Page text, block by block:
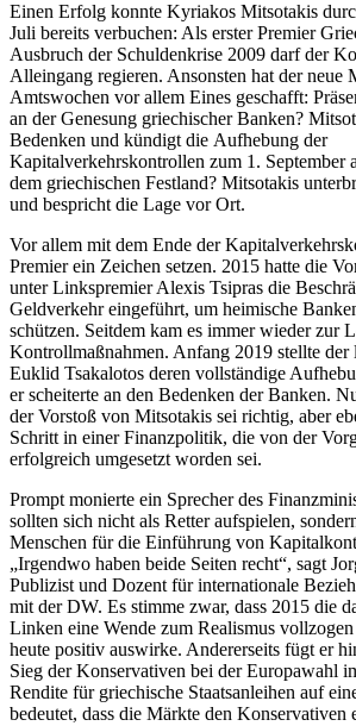
Einen Erfolg konnte Kyriakos Mitsotakis
Juli bereits verbuchen: Als erster Premier
Ausbruch der Schuldenkrise 2009 darf der
Alleingang regieren. Ansonsten hat der neue
Amtswochen vor allem Eines geschafft:
an der Genesung griechischer Banken?
Bedenken und kündigt die Aufhebung der
Kapitalverkehrskontrollen zum 1. September
dem griechischen Festland? Mitsotakis
und bespricht die Lage vor Ort.
Vor allem mit dem Ende der
Premier ein Zeichen setzen. 2015 hatte die
unter Linkspremier Alexis Tsipras die
Geldverkehr eingeführt, um heimische
schützen. Seitdem kam es immer wieder zur
Kontrollmaßnahmen. Anfang 2019 stellte
Euklid Tsakalotos deren vollständige
er scheiterte an den Bedenken der Banken.
der Vorstoß von Mitsotakis sei richtig, aber
Schritt in einer Finanzpolitik, die von der
erfolgreich umgesetzt worden sei.
Prompt monierte ein Sprecher des
sollten sich nicht als Retter aufspielen,
Menschen für die Einführung von
„Irgendwo haben beide Seiten recht“, sagt
Publizist und Dozent für internationale
mit der DW. Es stimme zwar, dass 2015 die
Linken eine Wende zum Realismus
heute positiv auswirke. Andererseits fügt er
Sieg der Konservativen bei der Europawahl
Rendite für griechische Staatsanleihen auf
bedeutet, dass die Märkte den Konservativen